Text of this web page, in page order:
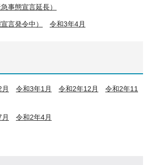
事態宣言延長）
言発令中） 令和3年4月
令和3年1月 令和2年12月
令和2年11
令和2年4月